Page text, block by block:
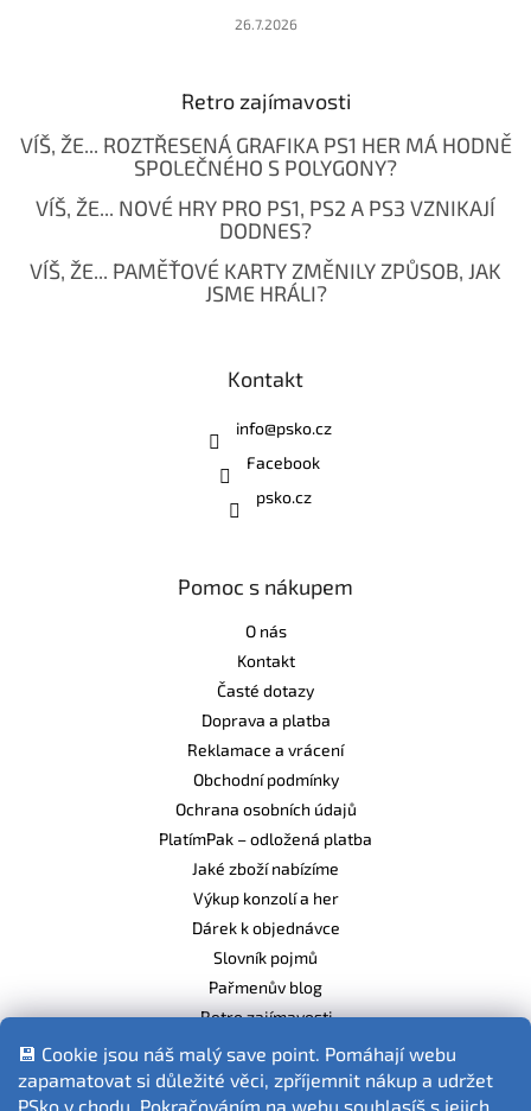
💾 Cookie jsou náš malý save point. Pomáhají webu
zapamatovat si důležité věci, zpříjemnit nákup a udržet
PSko v chodu. Pokračováním na webu souhlasíš s jejich
26.7.2026
Retro zajímavosti
VÍŠ, ŽE... ROZTŘESENÁ GRAFIKA PS1 HER MÁ HODNĚ
SPOLEČNÉHO S POLYGONY?
VÍŠ, ŽE... NOVÉ HRY PRO PS1, PS2 A PS3 VZNIKAJÍ
DODNES?
VÍŠ, ŽE... PAMĚŤOVÉ KARTY ZMĚNILY ZPŮSOB, JAK
JSME HRÁLI?
Kontakt
info@psko.cz
Facebook
psko.cz
Pomoc s nákupem
O nás
Kontakt
Časté dotazy
Doprava a platba
Reklamace a vrácení
Obchodní podmínky
Ochrana osobních údajů
PlatímPak – odložená platba
Jaké zboží nabízíme
Výkup konzolí a her
Dárek k objednávce
Slovník pojmů
Pařmenův blog
Retro zajímavosti
Balíme ekologicky